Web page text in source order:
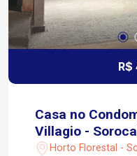
R$
Casa no
Villagio -
Horto Florestal -